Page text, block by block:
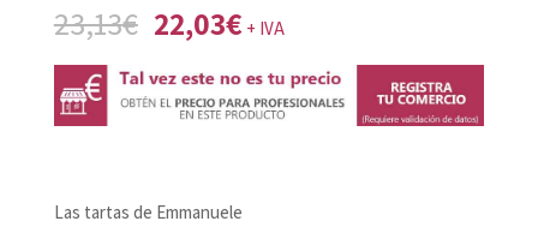
23,13€ El
original
era:
22,03€El
actual
es:
+ IVA
Las tartas de Emmanuele